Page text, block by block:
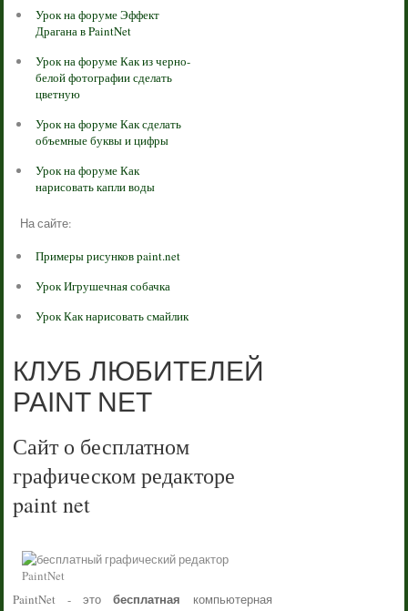
Урок на форуме Эффект
Драгана в PaintNet
Урок на форуме Как из черно-
белой фотографии сделать
цветную
Урок на форуме Как сделать
объемные буквы и цифры
Урок на форуме Как
нарисовать капли воды
На сайте:
Примеры рисунков paint.net
Урок Игрушечная собачка
Урок Как нарисовать смайлик
КЛУБ ЛЮБИТЕЛЕЙ
PAINT NET
Сайт о бесплатном
графическом редакторе
paint net
PaintNet - этобесплатная компьютерная